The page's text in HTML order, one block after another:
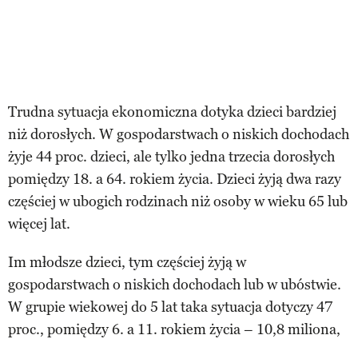
Trudna sytuacja ekonomiczna dotyka dzieci bardziej
niż dorosłych. W gospodarstwach o niskich dochodach
żyje 44 proc. dzieci, ale tylko jedna trzecia dorosłych
pomiędzy 18. a 64. rokiem życia. Dzieci żyją dwa razy
częściej w ubogich rodzinach niż osoby w wieku 65 lub
więcej lat.
Im młodsze dzieci, tym częściej żyją w
gospodarstwach o niskich dochodach lub w ubóstwie.
W grupie wiekowej do 5 lat taka sytuacja dotyczy 47
proc., pomiędzy 6. a 11. rokiem życia – 10,8 miliona,